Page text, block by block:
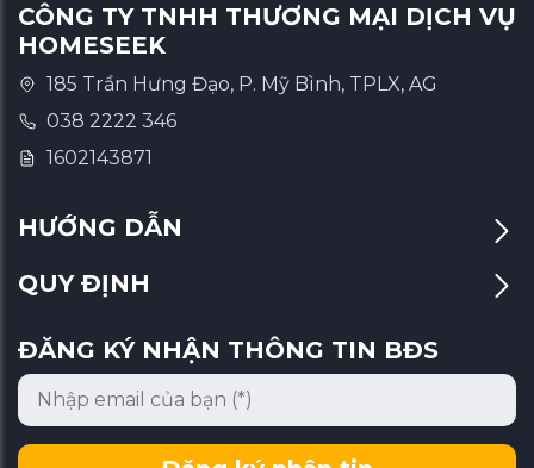
CÔNG TY TNHH THƯƠNG MẠI DỊCH VỤ
HOMESEEK
185 Trần Hưng Đạo, P. Mỹ Bình, TPLX, AG
038 2222 346
1602143871
HƯỚNG DẪN
QUY ĐỊNH
ĐĂNG KÝ NHẬN THÔNG TIN BĐS